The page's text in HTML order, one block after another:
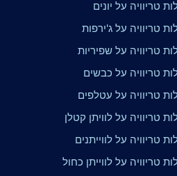
טריוויה על יונים
טריוויה על ג'ירפות
טריוויה על שפיריות
טריוויה על כבשים
טריוויה על עטלפים
טריוויה על לוויתן קטלן
טריוויה על לווייתנים
טריוויה על לווייתן כחול